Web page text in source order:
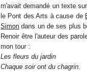
m'avait demandé un texte
le Pont des Arts à cause de
Simon dans un de ses plus
Renoir être l'auteur des
mon tour :
Les fleurs du jardin
Chaque soir ont du chagrin.